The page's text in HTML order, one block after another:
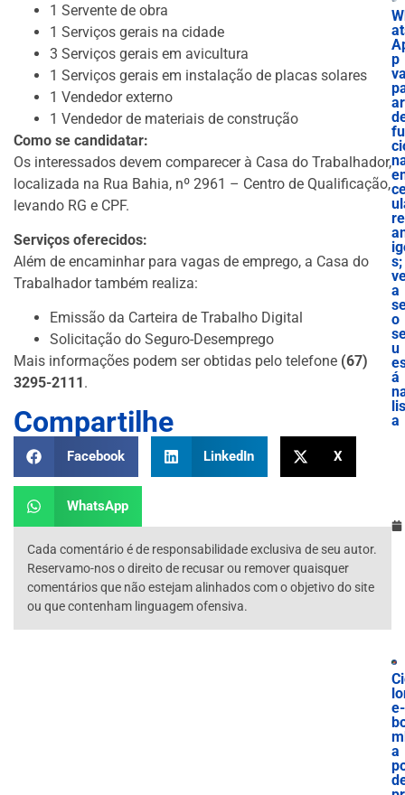
1 Servente de obra
1 Serviços gerais na cidade
3 Serviços gerais em avicultura
1 Serviços gerais em instalação de placas solares
1 Vendedor externo
1 Vendedor de materiais de construção
Como se candidatar:
Os interessados devem comparecer à Casa do Trabalhador,
localizada na Rua Bahia, nº 2961 – Centro de Qualificação,
levando RG e CPF.
Serviços oferecidos:
Além de encaminhar para vagas de emprego, a Casa do
Trabalhador também realiza:
Emissão da Carteira de Trabalho Digital
Solicitação do Seguro-Desemprego
Mais informações podem ser obtidas pelo telefone (67)
3295-2111 .
Compartilhe
Facebook LinkedIn X
WhatsApp
Cada comentário é de responsabilidade exclusiva de seu autor.
Reservamo-nos o direito de recusar ou remover quaisquer
comentários que não estejam alinhados com o objetivo do site
ou que contenham linguagem ofensiva.
p
ar
s;
a
o
u
á
a
e-
a